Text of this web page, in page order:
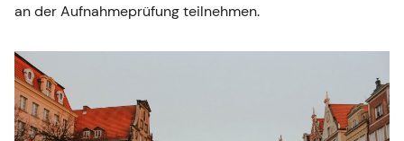
an der Aufnahmeprüfung teilnehmen.